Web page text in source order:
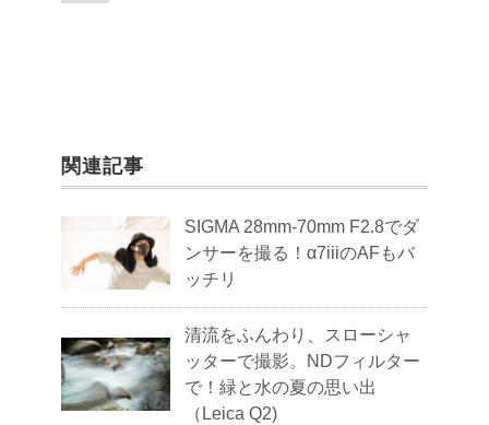
関連記事
SIGMA 28mm-70mm F2.8でダ
ンサーを撮る！α7iiiのAFもバ
ッチリ
清流をふんわり、スローシャ
ッターで撮影。NDフィルター
で！緑と水の夏の思い出
（Leica Q2)